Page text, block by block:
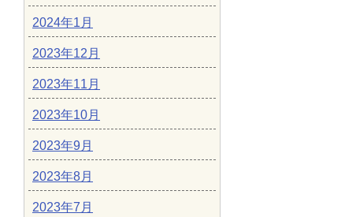
2024年1月
2023年12月
2023年11月
2023年10月
2023年9月
2023年8月
2023年7月